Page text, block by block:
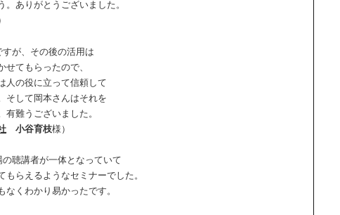
ありがとうございました。
が、その後の活用は
てもらったので、
人の役に立って信頼して
そして岡本さんはそれを
難うございました。
小谷育枝様）
聴講者が一体となっていて
らえるようなセミナーでした。
くわかり易かったです。